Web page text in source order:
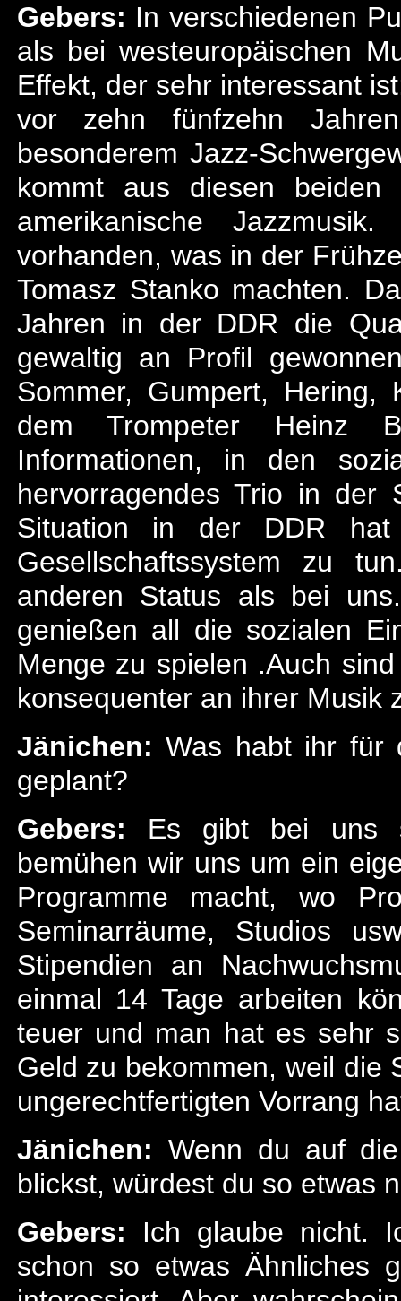
Gebers: In verschiedenen
als bei westeuropäischen
Effekt, der sehr interessant
vor zehn fünfzehn
besonderem Jazz-
kommt aus diesen beiden
amerikanische
vorhanden, was in der
Tomasz Stanko machten.
Jahren in der DDR die
gewaltig an Profil
Sommer, Gumpert,
dem Trompeter Heinz
Informationen, in den
hervorragendes Trio in der
Situation in der DDR
Gesellschaftssystem zu
anderen Status als bei
genießen all die sozialen
Menge zu spielen .Auch
konsequenter an ihrer Musik
Jänichen: Was habt ihr für
geplant?
Gebers: Es gibt bei uns
bemühen wir uns um ein
Programme macht, wo
Seminarräume, Studios
Stipendien an
einmal 14 Tage arbeiten
teuer und man hat es sehr
Geld zu bekommen, weil die
ungerechtfertigten Vorrang
Jänichen: Wenn du auf
blickst, würdest du so etwas
Gebers: Ich glaube nicht.
schon so etwas Ähnliches